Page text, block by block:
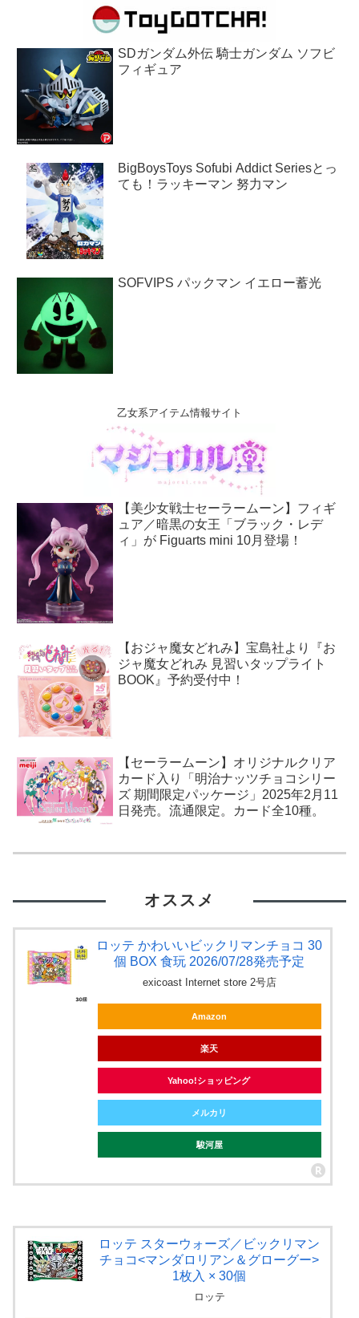
SDガンダム外伝 騎士ガンダム ソフビ
フィギュア
BigBoysToys Sofubi Addict Seriesとっ
ても！ラッキーマン 努力マン
SOFVIPS パックマン イエロー蓄光
乙女系アイテム情報サイト
【美少女戦士セーラームーン】フィギ
ュア／暗黒の女王「ブラック・レデ
ィ」が Figuarts mini 10月登場！
【おジャ魔女どれみ】宝島社より『お
ジャ魔女どれみ 見習いタップライト
BOOK』予約受付中！
【セーラームーン】オリジナルクリア
カード入り「明治ナッツチョコシリー
ズ 期間限定パッケージ」2025年2月11
日発売。流通限定。カード全10種。
オススメ
ロッテ かわいいビックリマンチョコ 30
個 BOX 食玩 2026/07/28発売予定
exicoast Internet store 2号店
Amazon
楽天
Yahoo!ショッピング
メルカリ
駿河屋
ロッテ スターウォーズ／ビックリマン
チョコ<マンダロリアン＆グローグー>
1枚入 × 30個
ロッテ